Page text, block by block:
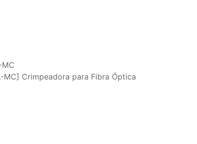
MC
MC] Crimpeadora para Fibra Óptica